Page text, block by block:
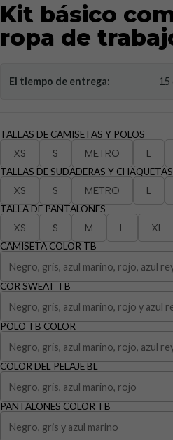
Kit básico
ropa de
El tiempo de entrega: 15
TALLAS DE CAMISETAS Y POLOS
XS S METRO L
TALLAS DE SUDADERAS Y CHAQUETAS
XS S METRO L
TALLA DE PANTALONES
XS S M L XL
CAMISETA COLOR TB
COR SWEAT TB
POLO TB COLOR
COLOR DEL PELAJE BL
PANTALONES COLOR TB